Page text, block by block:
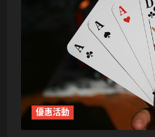
優惠活動